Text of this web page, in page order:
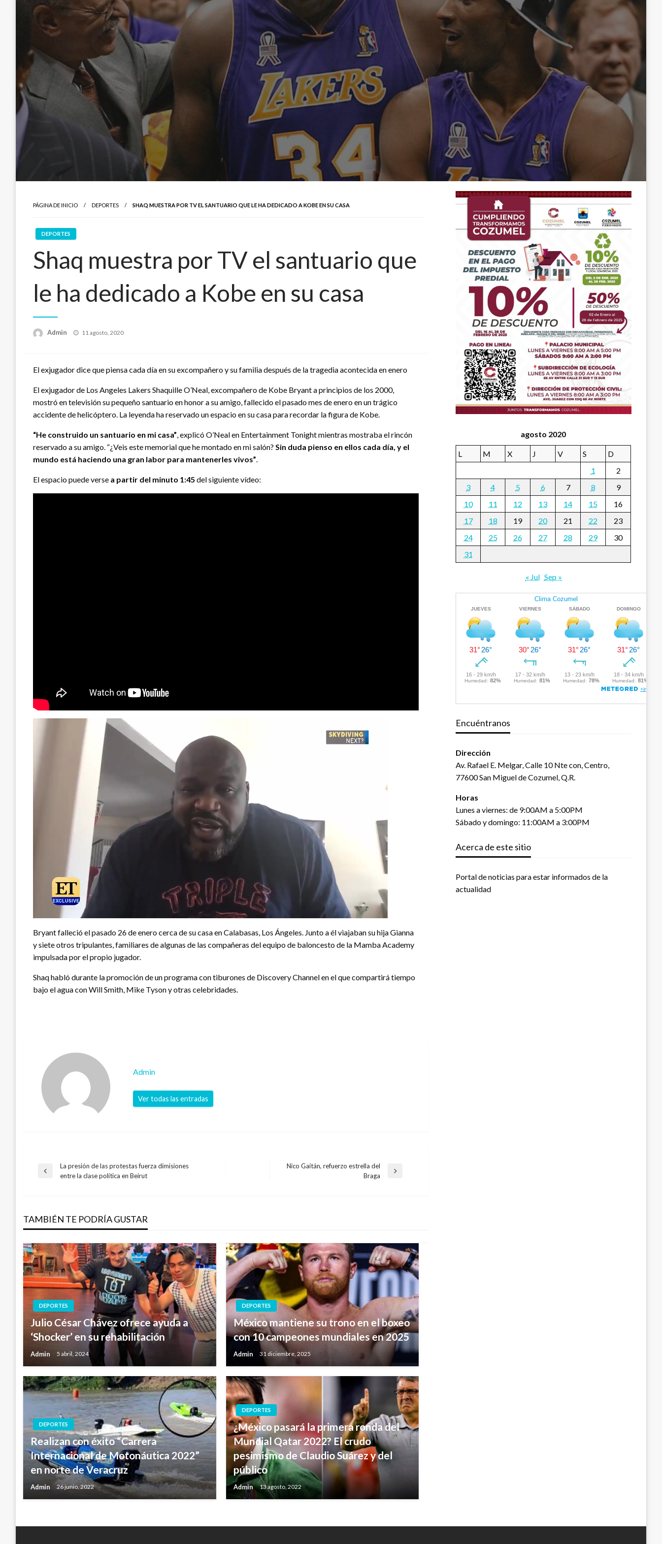
PÁGINA DE INICIO DEPORTES SHAQ MUESTRA POR TV EL SANTUARIO QUE LE HA DEDICADO A KOBE EN SU CASA
DEPORTES
Shaq muestra por TV el santuario que
le ha dedicado a Kobe en su casa
Admin
Publicado
11 agosto, 2020
El exjugador dice que piensa cada día en su excompañero y su familia después de la tragedia acontecida en enero
El exjugador de Los Angeles Lakers Shaquille O’Neal, excompañero de Kobe Bryant a principios de los 2000,
mostró en televisión su pequeño santuario en honor a su amigo, fallecido el pasado mes de enero en un trágico
accidente de helicóptero. La leyenda ha reservado un espacio en su casa para recordar la figura de Kobe.
“He construido un santuario en mi casa”, explicó O’Neal en Entertainment Tonight mientras mostraba el rincón
reservado a su amigo. “¿Veis este memorial que he montado en mi salón? Sin duda pienso en ellos cada día, y el
mundo está haciendo una gran labor para mantenerles vivos”.
El espacio puede verse a partir del minuto 1:45 del siguiente vídeo:
Bryant falleció el pasado 26 de enero cerca de su casa en Calabasas, Los Ángeles. Junto a él viajaban su hija Gianna
y siete otros tripulantes, familiares de algunas de las compañeras del equipo de baloncesto de la Mamba Academy
impulsada por el propio jugador.
Shaq habló durante la promoción de un programa con tiburones de Discovery Channel en el que compartirá tiempo
bajo el agua con Will Smith, Mike Tyson y otras celebridades.
Admin
Ver todas las entradas
Navegación
entradas
Entrada
La presión de las protestas fuerza dimisiones
entre la clase política en Beirut
Nico Gaitán, refuerzo estrella del
Braga
TAMBIÉN TE PODRÍA GUSTAR
DEPORTES
Julio César Chávez ofrece ayuda a
‘Shocker’ en su rehabilitación
Admin 5 abril, 2024
DEPORTES
México mantiene su trono en el boxeo
con 10 campeones mundiales en 2025
Admin 31 diciembre, 2025
DEPORTES
Realizan con éxito “Carrera
Internacional de Motonáutica 2022”
en norte de Veracruz
Admin 26 junio, 2022
DEPORTES
¿México pasará la primera ronda del
Mundial Qatar 2022? El crudo
pesimismo de Claudio Suárez y del
público
Admin 13 agosto, 2022
agosto 2020
L M X J V S
D
1
2
3
4 5 6 7 8
9
10
11 12 13 14 15
16
17
18 19 20 21 22
23
24
25 26 27 28 29
30
31
« Jul Sep »
Encuéntranos
Dirección
Av. Rafael E. Melgar, Calle 10 Nte con, Centro,
77600 San Miguel de Cozumel, Q.R.
Horas
Lunes a viernes: de 9:00AM a 5:00PM
Sábado y domingo: 11:00AM a 3:00PM
Acerca de este sitio
Portal de noticias para estar informados de la
actualidad